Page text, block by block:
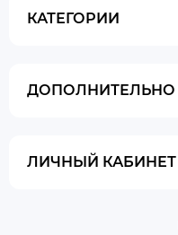
КАТЕГОРИИ
ДОПОЛНИТЕЛЬНО
ЛИЧНЫЙ КАБИНЕТ